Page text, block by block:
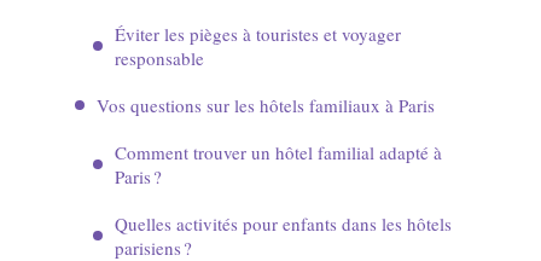
Éviter les pièges à touristes et voyager
responsable
Vos questions sur les hôtels familiaux à Paris
Comment trouver un hôtel familial adapté à
Paris ?
Quelles activités pour enfants dans les hôtels
parisiens ?